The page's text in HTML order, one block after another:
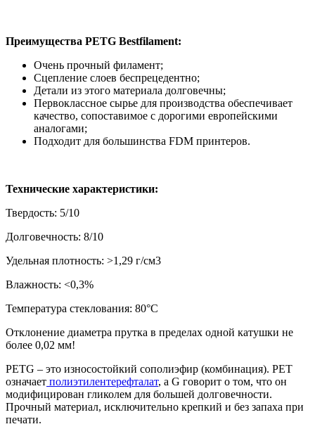
Преимущества PETG Bestfilament:
Очень прочный филамент;
Сцепление слоев беспрецедентно;
Детали из этого материала долговечны;
Первоклассное сырье для производства обеспечивает
качество, сопоставимое с дорогими европейскими
аналогами;
Подходит для большинства FDM принтеров.
Технические характеристики:
Твердость: 5/10
Долговечность: 8/10
Удельная плотность: >1,29 г/см3
Влажность: <0,3%
Температура стеклования: 80°С
Отклонение диаметра прутка в пределах одной катушки не
более 0,02 мм!
PETG – это износостойкий сополиэфир (комбинация). PET
означает полиэтилентерефталат, а G говорит о том, что он
модифицирован гликолем для большей долговечности.
Прочный материал, исключительно крепкий и без запаха при
печати.